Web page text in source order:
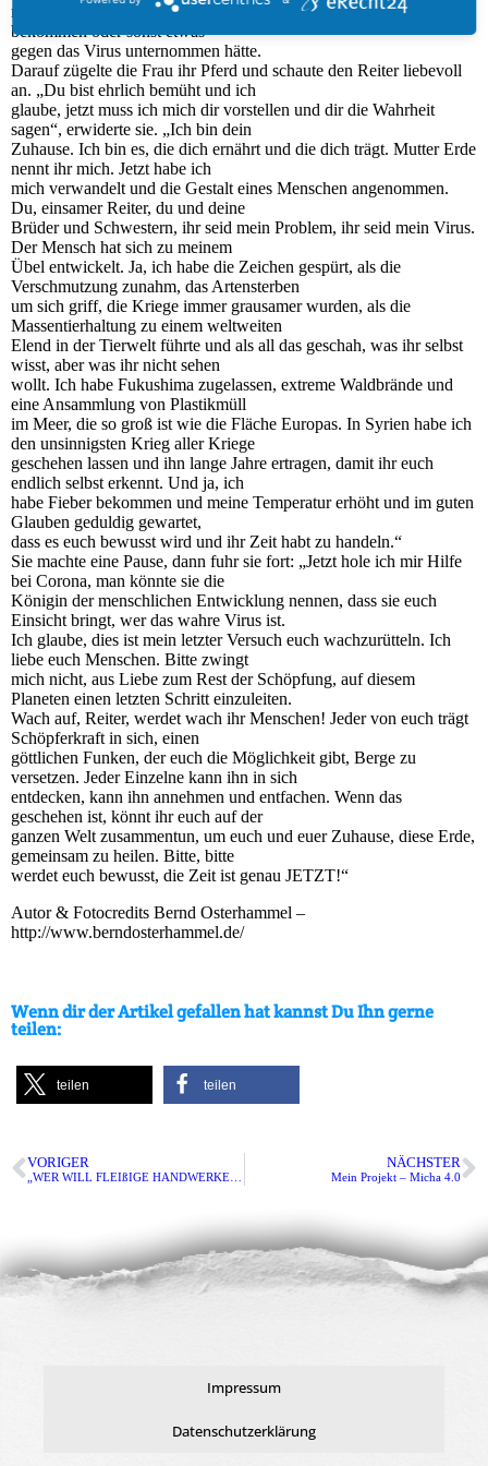
mysteriöse Frau, ob sie denn nichts gespürt habe, keine Temperatur
bekommen oder sonst etwas
gegen das Virus unternommen hätte.
Darauf zügelte die Frau ihr Pferd und schaute den Reiter liebevoll
an. „Du bist ehrlich bemüht und ich
glaube, jetzt muss ich mich dir vorstellen und dir die Wahrheit
sagen“, erwiderte sie. „Ich bin dein
Zuhause. Ich bin es, die dich ernährt und die dich trägt. Mutter Erde
nennt ihr mich. Jetzt habe ich
mich verwandelt und die Gestalt eines Menschen angenommen.
Du, einsamer Reiter, du und deine
Brüder und Schwestern, ihr seid mein Problem, ihr seid mein Virus.
Der Mensch hat sich zu meinem
Übel entwickelt. Ja, ich habe die Zeichen gespürt, als die
Verschmutzung zunahm, das Artensterben
um sich griff, die Kriege immer grausamer wurden, als die
Massentierhaltung zu einem weltweiten
Elend in der Tierwelt führte und als all das geschah, was ihr selbst
wisst, aber was ihr nicht sehen
wollt. Ich habe Fukushima zugelassen, extreme Waldbrände und
eine Ansammlung von Plastikmüll
im Meer, die so groß ist wie die Fläche Europas. In Syrien habe ich
den unsinnigsten Krieg aller Kriege
geschehen lassen und ihn lange Jahre ertragen, damit ihr euch
endlich selbst erkennt. Und ja, ich
habe Fieber bekommen und meine Temperatur erhöht und im guten
Glauben geduldig gewartet,
dass es euch bewusst wird und ihr Zeit habt zu handeln.“
Sie machte eine Pause, dann fuhr sie fort: „Jetzt hole ich mir Hilfe
bei Corona, man könnte sie die
Königin der menschlichen Entwicklung nennen, dass sie euch
Einsicht bringt, wer das wahre Virus ist.
Ich glaube, dies ist mein letzter Versuch euch wachzurütteln. Ich
liebe euch Menschen. Bitte zwingt
mich nicht, aus Liebe zum Rest der Schöpfung, auf diesem
Planeten einen letzten Schritt einzuleiten.
Wach auf, Reiter, werdet wach ihr Menschen! Jeder von euch trägt
Schöpferkraft in sich, einen
göttlichen Funken, der euch die Möglichkeit gibt, Berge zu
versetzen. Jeder Einzelne kann ihn in sich
entdecken, kann ihn annehmen und entfachen. Wenn das
geschehen ist, könnt ihr euch auf der
ganzen Welt zusammentun, um euch und euer Zuhause, diese Erde,
gemeinsam zu heilen. Bitte, bitte
werdet euch bewusst, die Zeit ist genau JETZT!“
Autor & Fotocredits Bernd Osterhammel –
http://www.berndosterhammel.de/
Wenn dir der Artikel gefallen hat kannst Du Ihn gerne
teilen:
teilen teilen
VORIGER NÄCHSTER
Mein Projekt – Micha 4.0
Impressum
Datenschutzerklärung